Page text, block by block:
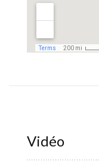
Vidéo